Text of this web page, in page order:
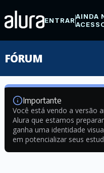
ENTRARAINDA
FÓRUM
Importante
Você está vendo a versão
Alura que estamos
ganha uma identidade
em potencializar seus